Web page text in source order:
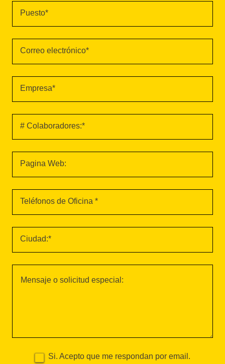
Puesto*
Correo electrónico*
Empresa*
# Colaboradores:*
Pagina Web:
Teléfonos de Oficina *
Ciudad:*
Si. Acepto que me respondan por email.